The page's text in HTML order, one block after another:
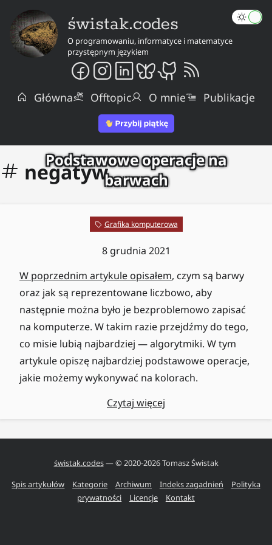
świstak.codes
O programowaniu, informatyce i matematyce
przystępnym językiem
Główna Offtopic O mnie Publikacje
negatyw
Podstawowe operacje na
barwach
Grafika komputerowa
8 grudnia 2021
W poprzednim artykule opisałem, czym są barwy
oraz jak są reprezentowane liczbowo, aby
następnie można było je bezproblemowo zapisać
na komputerze. W takim razie przejdźmy do tego,
co misie lubią najbardziej — algorytmiki. W tym
artykule opiszę najbardziej podstawowe operacje,
jakie możemy wykonywać na kolorach.
Czytaj więcej
świstak.codes— © 2020-2026Tomasz Świstak
Spis artykułów
Kategorie Archiwum Indeks zagadnień
Polityka
prywatności
Licencje Kontakt